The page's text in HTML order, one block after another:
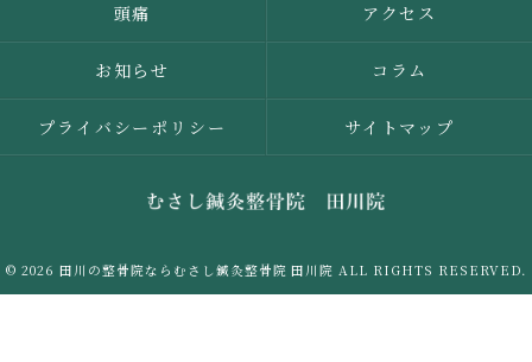
頭痛 アクセス
お知らせ コラム
プライバシーポリシー サイトマップ
© 2026 田川の整骨院ならむさし鍼灸整骨院 田川院 ALL RIGHTS RESERVED.